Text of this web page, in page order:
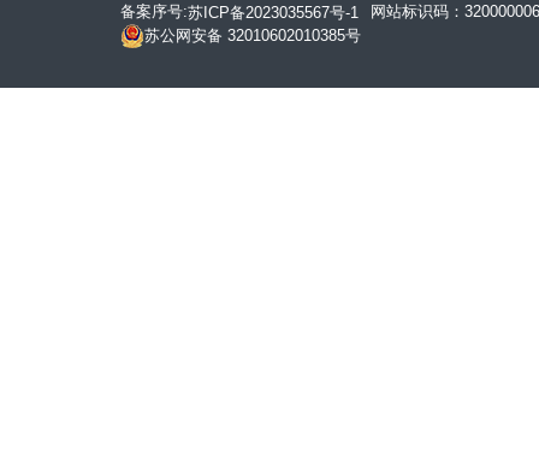
备案序号:苏ICP备2023035567号-1
网站标识码：
苏公网安备 32010602010385号